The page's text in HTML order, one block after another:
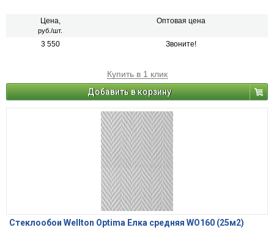
Цена,
руб./шт.
Оптовая цена
3 550 Звоните!
Купить в 1 клик
Добавить в корзину
Стеклообои Wellton Optima Елка средняя WO160 (25м2)